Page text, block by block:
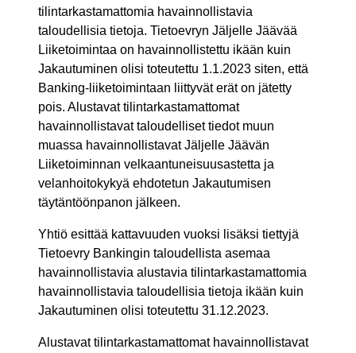
tilintarkastamattomia havainnollistavia
taloudellisia tietoja. Tietoevryn Jäljelle Jäävää
Liiketoimintaa on havainnollistettu ikään kuin
Jakautuminen olisi toteutettu 1.1.2023 siten, että
Banking-liiketoimintaan liittyvät erät on jätetty
pois. Alustavat tilintarkastamattomat
havainnollistavat taloudelliset tiedot muun
muassa havainnollistavat Jäljelle Jäävän
Liiketoiminnan velkaantuneisuusastetta ja
velanhoitokykyä ehdotetun Jakautumisen
täytäntöönpanon jälkeen.
Yhtiö esittää kattavuuden vuoksi lisäksi tiettyjä
Tietoevry Bankingin taloudellista asemaa
havainnollistavia alustavia tilintarkastamattomia
havainnollistavia taloudellisia tietoja ikään kuin
Jakautuminen olisi toteutettu 31.12.2023.
Alustavat tilintarkastamattomat havainnollistavat